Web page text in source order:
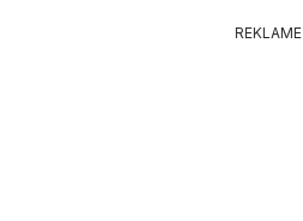
REKLAME